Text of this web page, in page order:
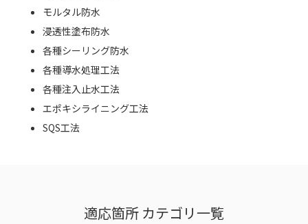
モルタル防水
浸透性塗布防水
各種シーリング防水
各種導水処理工法
各種注入止水工法
エポキシライニング工法
SQS工法
適応箇所 カテゴリ一覧